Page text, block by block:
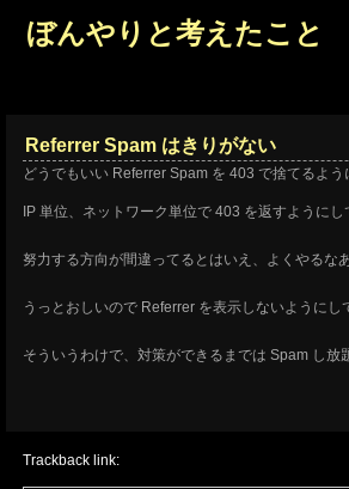
ぼんやりと考えたこと
Referrer Spam はきりがない
どうでもいい Referrer Spam を 403 で捨てるよ
IP 単位、ネットワーク単位で 403 を返すように
努力する方向が間違ってるとはいえ、よくやるな
うっとおしいので Referrer を表示しないように
そういうわけで、対策ができるまでは Spam し
Trackback link: